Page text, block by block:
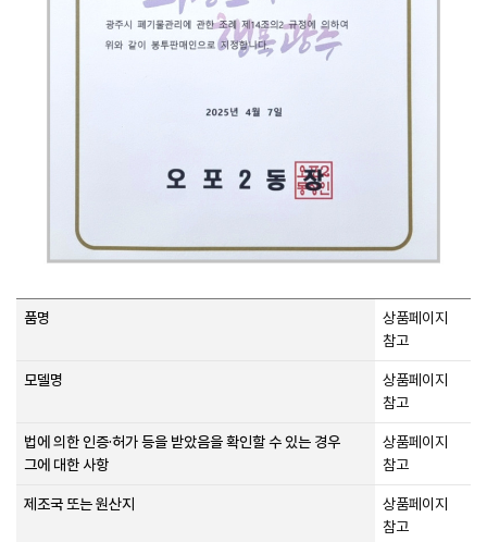
품명
상품페이지
참고
모델명
상품페이지
참고
법에 의한 인증·허가 등을 받았음을 확인할 수 있는 경우
그에 대한 사항
상품페이지
참고
제조국 또는 원산지
상품페이지
참고